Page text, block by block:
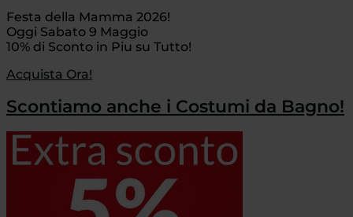
Festa della Mamma 2026!
Oggi Sabato 9 Maggio
10% di Sconto in Piu su Tutto!
Acquista Ora!
Scontiamo anche i Costumi da Bagno!